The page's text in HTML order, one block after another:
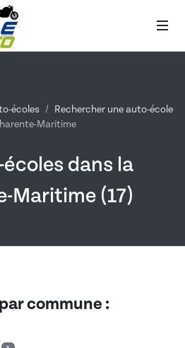
écoles
Rechercher une auto-école
Maritime
dans la
Maritime (17)
commune :